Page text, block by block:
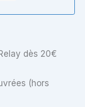
dès 20€
(hors